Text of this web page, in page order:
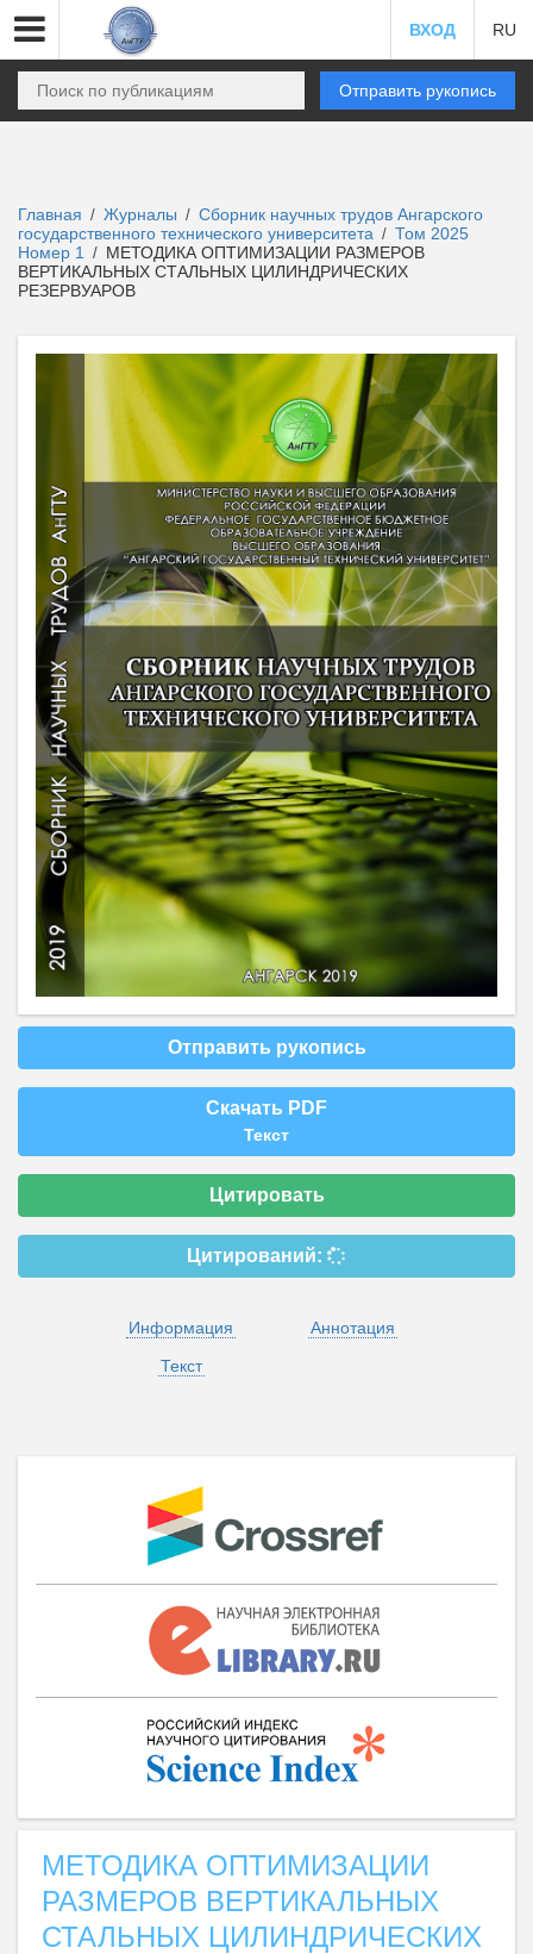
ВХОД RU
Отправить рукопись
Главная / Журналы / Сборник научных трудов Ангарского
государственного технического университета / Том 2025
Номер 1
/ МЕТОДИКА ОПТИМИЗАЦИИ РАЗМЕРОВ
ВЕРТИКАЛЬНЫХ СТАЛЬНЫХ ЦИЛИНДРИЧЕСКИХ
РЕЗЕРВУАРОВ
Отправить рукопись
Скачать PDF
Текст
Цитировать
Цитирований:
Информация
Аннотация
Текст
МЕТОДИКА ОПТИМИЗАЦИИ
РАЗМЕРОВ ВЕРТИКАЛЬНЫХ
СТАЛЬНЫХ ЦИЛИНДРИЧЕСКИХ